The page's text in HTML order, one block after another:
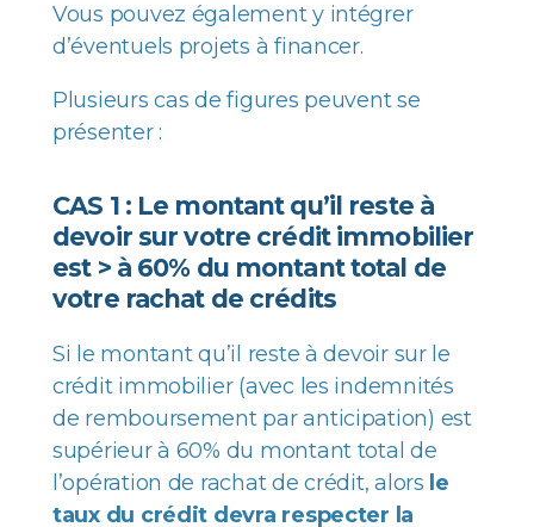
Vous pouvez également y intégrer
d’éventuels projets à financer.
Plusieurs cas de figures peuvent se
présenter :
CAS 1 : Le montant qu’il reste à
devoir sur votre crédit immobilier
est > à 60% du montant total de
votre rachat de crédits
Si le montant qu’il reste à devoir sur le
crédit immobilier (avec les indemnités
de remboursement par anticipation) est
supérieur à 60% du montant total de
l’opération de rachat de crédit, alors le
taux du crédit devra respecter la